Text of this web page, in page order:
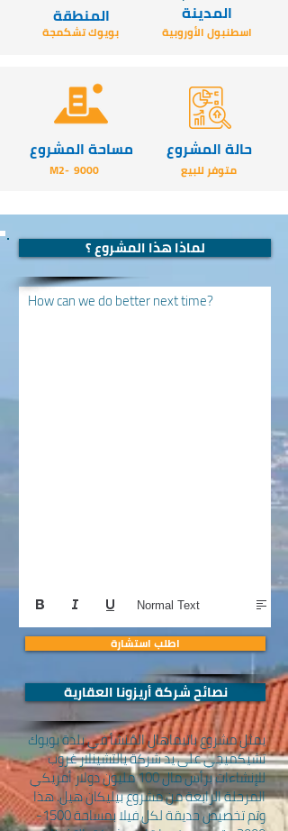
المنطقة
بويوك تشكمجة
المدينة
اسطنبول الأوروبية
مساحة المشروع
9000
-M2
حالة المشروع
متوفر للبيع
How can we do better next time?
Normal Text
يمثل مشروع باتيماهال المُنشأ في بلدة بويوك
تشيكميجي على يد شركة يالتشينلار غروب
للإنشاءات برأس مال 100 مليون دولار أمريكي
المرحلة الرابعة من مشروع بيليكان هيل. هذا
وتم تخصيص حديقة لكل فيلا بمساحة 1500-
لماذا هذا المشروع ؟
نصائح شركة أريزونا العقارية
اطلب استشارة